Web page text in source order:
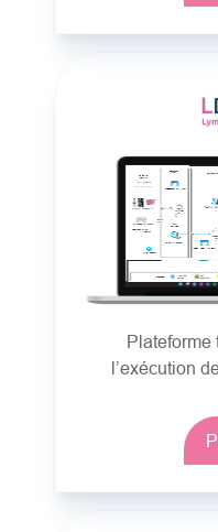
Plateforme
l’exécution